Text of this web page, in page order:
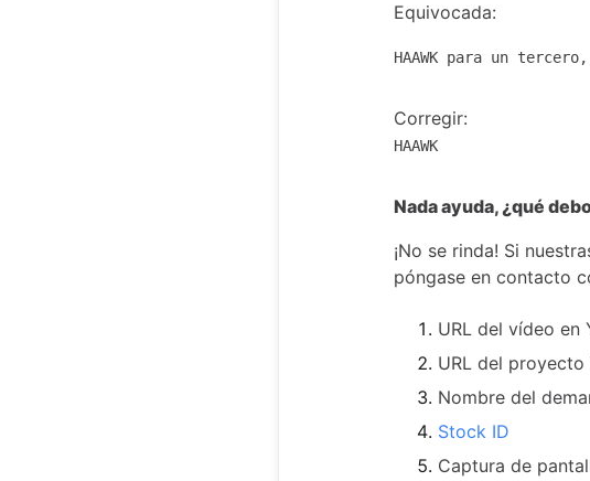
Equivocada:
HAAWK para un
Corregir:
HAAWK
Nada ayuda, ¿qué
¡No se rinda! Si
póngase en contacto
URL del vídeo en
URL del proyecto
Nombre del
Stock ID
Captura de